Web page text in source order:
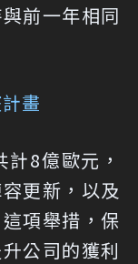
前一年相同
畫
8億歐元，
更新，以及
項舉措，保
公司的獲利